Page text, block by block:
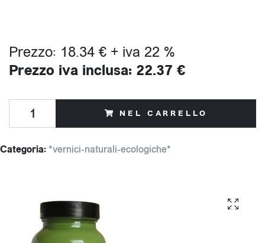
Prezzo: 18.34 € + iva 22 %
Prezzo iva inclusa: 22.37 €
NEL CARRELLO
Categoria: *vernici-naturali-ecologiche*